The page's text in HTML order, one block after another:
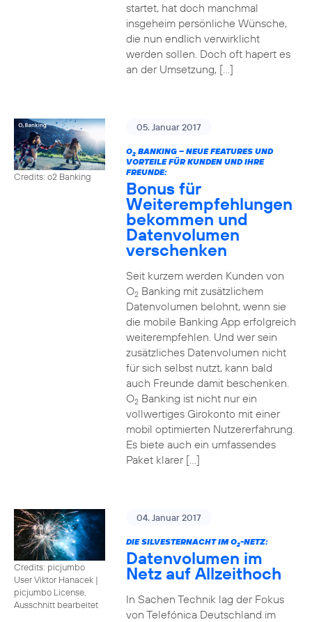
startet, hat doch manchmal
insgeheim persönliche Wünsche,
die nun endlich verwirklicht
werden sollen. Doch oft hapert es
an der Umsetzung, […]
Credits: o2 Banking
05. Januar 2017
O2BANKING – NEUE FEATURES UND
VORTEILE FÜR KUNDEN UND IHRE
FREUNDE:
Bonus für
Weiterempfehlungen
bekommen und
Datenvolumen
verschenken
Seit kurzem werden Kunden von
O2Banking mit zusätzlichem
Datenvolumen belohnt, wenn sie
die mobile Banking App erfolgreich
weiterempfehlen. Und wer sein
zusätzliches Datenvolumen nicht
für sich selbst nutzt, kann bald
auch Freunde damit beschenken.
O2Banking ist nicht nur ein
vollwertiges Girokonto mit einer
mobil optimierten Nutzererfahrung.
Es biete auch ein umfassendes
Paket klarer […]
Credits: picjumbo
User Viktor Hanacek |
picjumbo License,
Ausschnitt bearbeitet
04. Januar 2017
DIE SILVESTERNACHT IM O2-NETZ:
Datenvolumen im
Netz auf Allzeithoch
In Sachen Technik lag der Fokus
von Telefónica Deutschland im